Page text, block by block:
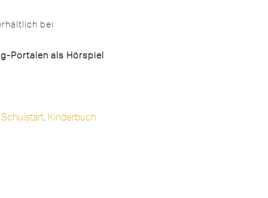
bei
Portalen als Hörspiel
, Kinderbuch